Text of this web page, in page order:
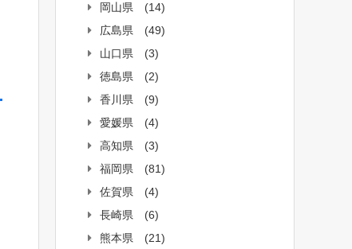
岡山県
(14)
広島県
(49)
山口県
(3)
徳島県
(2)
香川県
(9)
愛媛県
(4)
高知県
(3)
福岡県
(81)
佐賀県
(4)
長崎県
(6)
熊本県
(21)